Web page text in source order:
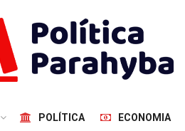
POLÍTICA ECONOMIA